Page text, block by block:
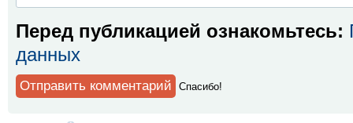
Перед публикацией ознакомьтесь:
данных
Спaсибо!